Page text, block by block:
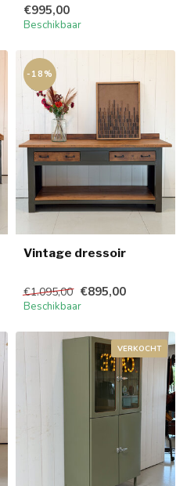
€995,00
Beschikbaar
-18%
Vintage dressoir
€1.095,00 €895,00
Beschikbaar
VERKOCHT